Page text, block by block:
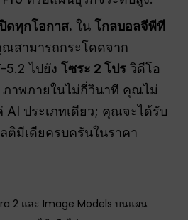
ดทุกโอกาส. ในโกลบอลจีพีที
สามารถกระโดดจาก
5.2 ไปยังโซระ 2 โปร วิดีโอ
ภาพภายในไม่กี่วินาที คุณไม่
AI ประเภทเดียว; คุณจะได้รับ
ติมีเดียครบครันในราคา